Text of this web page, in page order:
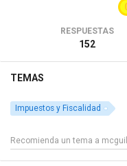
RESPUESTAS
152
TEMAS
Impuestos y Fiscalidad